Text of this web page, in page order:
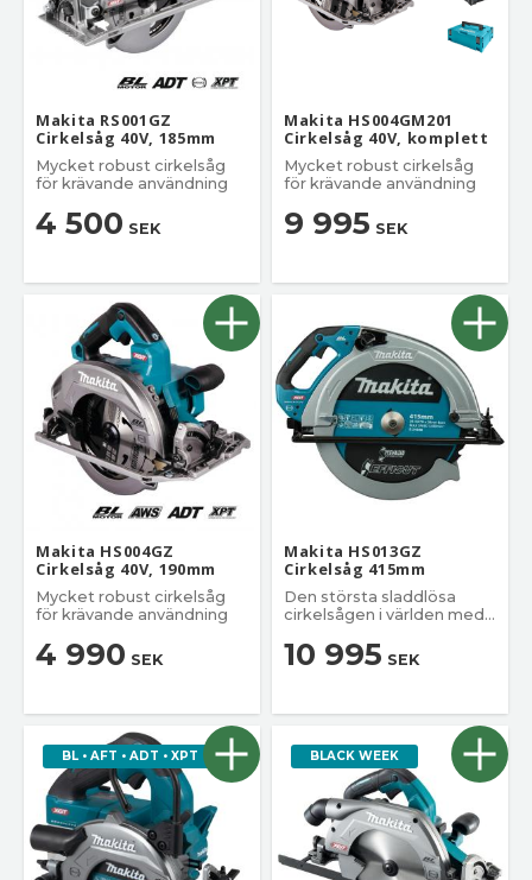
Makita RS001GZ
Cirkelsåg 40V, 185mm
Mycket robust cirkelsåg
för krävande användning
4 500 SEK
Makita HS004GM201
Cirkelsåg 40V, komplett
Mycket robust cirkelsåg
för krävande användning
9 995 SEK
Makita HS004GZ
Cirkelsåg 40V, 190mm
Mycket robust cirkelsåg
för krävande användning
4 990 SEK
Makita HS013GZ
Cirkelsåg 415mm
Den största sladdlösa
cirkelsågen i världen med
10 995 SEK
BL • AFT • ADT • XPT BLACK WEEK